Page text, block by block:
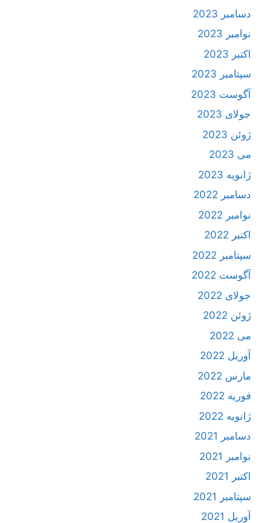
دسامبر 2023
نوامبر 2023
اکتبر 2023
سپتامبر 2023
آگوست 2023
جولای 2023
ژوئن 2023
می 2023
ژانویه 2023
دسامبر 2022
نوامبر 2022
اکتبر 2022
سپتامبر 2022
آگوست 2022
جولای 2022
ژوئن 2022
می 2022
آوریل 2022
مارس 2022
فوریه 2022
ژانویه 2022
دسامبر 2021
نوامبر 2021
اکتبر 2021
سپتامبر 2021
آوریل 2021